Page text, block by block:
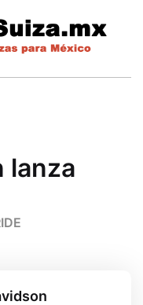
lanza